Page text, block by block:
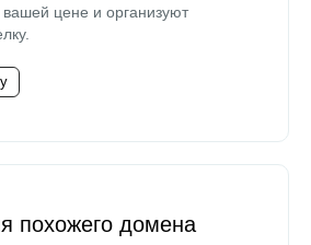
цене и организуют
похожего домена